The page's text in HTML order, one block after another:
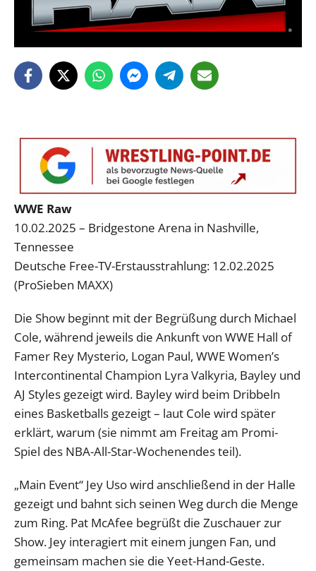
WWE Raw
10.02.2025 – Bridgestone Arena in Nashville,
Tennessee
Deutsche Free-TV-Erstausstrahlung: 12.02.2025
(ProSieben MAXX)
Die Show beginnt mit der Begrüßung durch Michael
Cole, während jeweils die Ankunft von WWE Hall of
Famer Rey Mysterio, Logan Paul, WWE Women’s
Intercontinental Champion Lyra Valkyria, Bayley und
AJ Styles gezeigt wird. Bayley wird beim Dribbeln
eines Basketballs gezeigt – laut Cole wird später
erklärt, warum (sie nimmt am Freitag am Promi-
Spiel des NBA-All-Star-Wochenendes teil).
„Main Event“ Jey Uso wird anschließend in der Halle
gezeigt und bahnt sich seinen Weg durch die Menge
zum Ring. Pat McAfee begrüßt die Zuschauer zur
Show. Jey interagiert mit einem jungen Fan, und
gemeinsam machen sie die Yeet-Hand-Geste.